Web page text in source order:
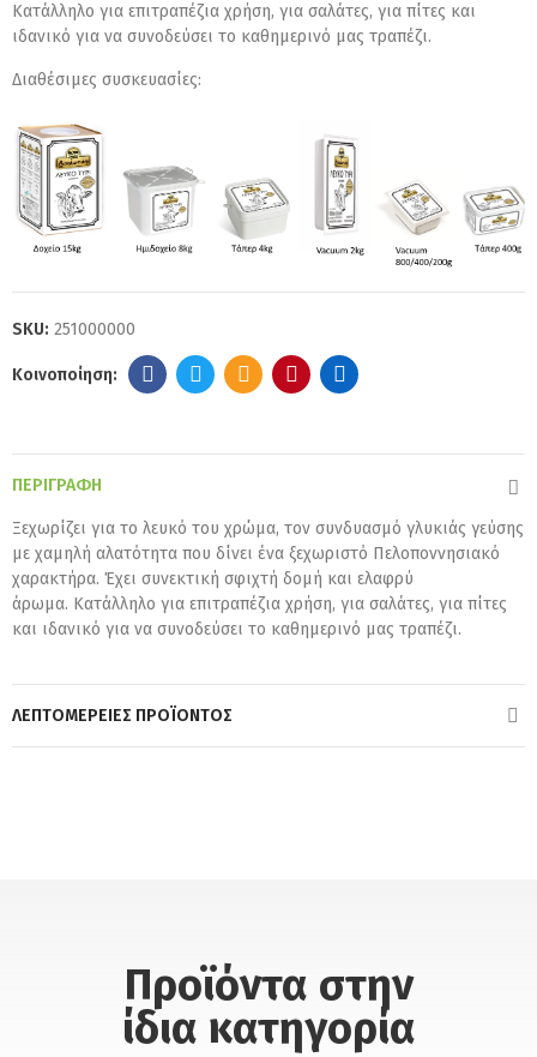
Κατάλληλο για επιτραπέζια χρήση, για σαλάτες, για πίτες και
ιδανικό για να συνοδεύσει το καθημερινό μας τραπέζι.
Διαθέσιμες συσκευασίες:
SKU: 251000000
ΠΕΡΙΓΡΑΦΉ
Ξεχωρίζει για το λευκό του χρώμα, τον συνδυασμό γλυκιάς γεύσης
με χαμηλή αλατότητα που δίνει ένα ξεχωριστό Πελοποννησιακό
χαρακτήρα. Έχει συνεκτική σφιχτή δομή και ελαφρύ
άρωμα. Κατάλληλο για επιτραπέζια χρήση, για σαλάτες, για πίτες
και ιδανικό για να συνοδεύσει το καθημερινό μας τραπέζι.
ΛΕΠΤΟΜΈΡΕΙΕΣ ΠΡΟΪΌΝΤΟΣ
Προϊόντα στην
ίδια κατηγορία